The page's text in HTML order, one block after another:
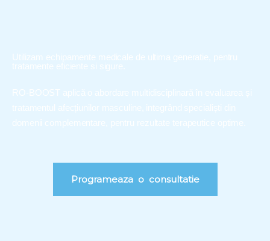
Utilizam echipamente medicale de ultima generatie, pentru
tratamente eficiente si sigure.
RO-BOOST aplică o abordare multidisciplinară în evaluarea și
tratamentul afecțiunilor masculine, integrând specialiști din
domenii complementare, pentru rezultate terapeutice optime.
Programeaza o consultatie